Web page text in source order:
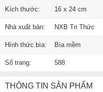
Kích thước: 16 x 24 cm
Nhà xuất bản: NXB Tri Thức
Hình thức bìa: Bìa mềm
Số trang: 588
THÔNG TIN SẢN PHẨM